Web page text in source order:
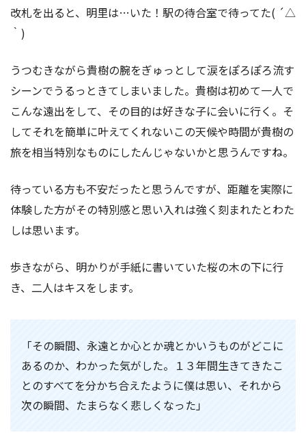
改札を出ると、明里は…いた！駅の待合室で待ってた( ´△
｀)
うつむきながら貴樹の腕をぎゅっとして涙をぽろぽろ流す
シーンでうるっときてしまいました。貴樹は初めて一人で
こんな遠出をして、その目的は好きな子に会いに行く。そ
してそれを簡単に叶えてくれないこの天候や時間が貴樹の
旅を相当特別なものにしたんじゃないかと思うんですね。
待っている方も不安だったと思うんですが、距離を実際に
体験した方がその特別感と思い入れは強く刻まれたとわた
しは思います。
歩きながら、明かりが手紙に書いていた桜の木の下に行
き、二人はキスをします。
「その瞬間、永遠とか心とか魂とかいうものがどこに
あるのか、わかった気がした。１３年間生きてきたこ
とのすべてを分かち合えたように僕は思い、それから
次の瞬間、たまらなく悲しくなった」